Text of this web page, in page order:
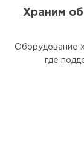
Храним
Оборудование
где